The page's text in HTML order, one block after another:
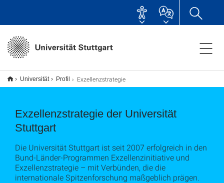
Universität Profil Exzellenzstrategie
Exzellenzstrategie der Universität
Stuttgart
Die Universität Stuttgart ist seit 2007 erfolgreich in den
Bund-Länder-Programmen Exzellenzinitiative und
Exzellenzstrategie – mit Verbünden, die die
internationale Spitzenforschung maßgeblich prägen.